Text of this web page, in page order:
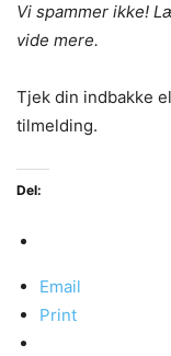
Vi spammer ikke!
vide mere.
Tjek din indbakke
tilmelding.
Del:
Email
Print